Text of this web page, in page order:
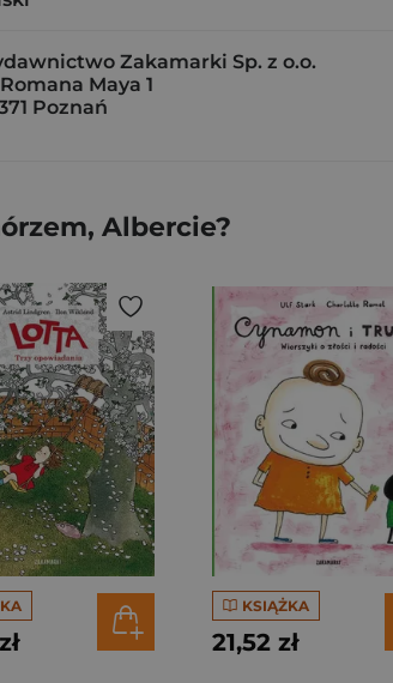
Zakamarki Sp. z o.o.
Maya 1
Poznań
Albercie?
KSIĄŻKA
21,52 zł